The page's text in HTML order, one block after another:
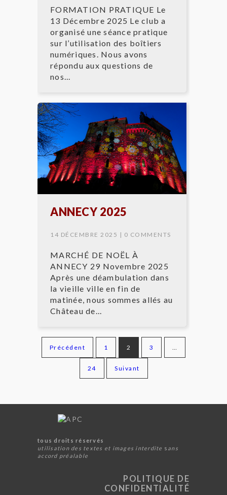
FORMATION PRATIQUE Le
13 Décembre 2025 Le club a
organisé une séance pratique
sur l’utilisation des boîtiers
numériques. Nous avons
répondu aux questions de
nos...
ANNECY 2025
14 DÉCEMBRE 2025 | 0 COMMENTS
MARCHÉ DE NOËL À
ANNECY 29 Novembre 2025
Après une déambulation dans
la vieille ville en fin de
matinée, nous sommes allés au
Château de...
Navigation
articles
Précédent 1 2 3 …
24 Suivant
tous droits réservés
utilisation des textes et images interdite s ans
accord préalable
POLITIQUE DE
CONFIDENTIALITÉ